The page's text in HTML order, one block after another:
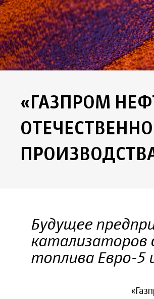
«ГАЗПРОМ
Будущее
катализаторов
топлива Евро-5